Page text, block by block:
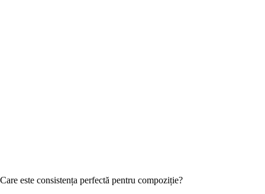
Care este consistența perfectă pentru compoziție?